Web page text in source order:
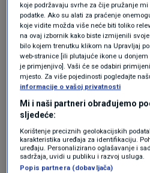
Xi je na sastanku s
Tukididovu zamku,
vidi problem između Kine
hegemona koji je
do daljnjeg i odjedanput
Ta sila je '76 godine bila u
tada nije prošlo puno
izgleda da se neće
majicama i plastičnim
koje podržavaju svrhe za čije pružanje
podatke. Ako su alati za praćenje
koje vidite možda više neće biti toliko
na ovaj izbornik kako biste izmijenili
bilo kojem trenutku klikom na Upravljaj
web-stranice [ili plutajuće ikone u
je primjenjivo]. Vaši će se odabiri
mjesto. Za više pojedinosti pogledajte
informacije o vašoj privatnosti
Mi i naši partneri obrađujemo
sljedeće:
Korištenje preciznih geolokacijskih
karakteristika uređaja za identifikaciju.
uređaju. Personalizirano oglašavanje i
sadržaja, uvidi u publiku i razvoj usluga.
Popis partnera (dobavljača)